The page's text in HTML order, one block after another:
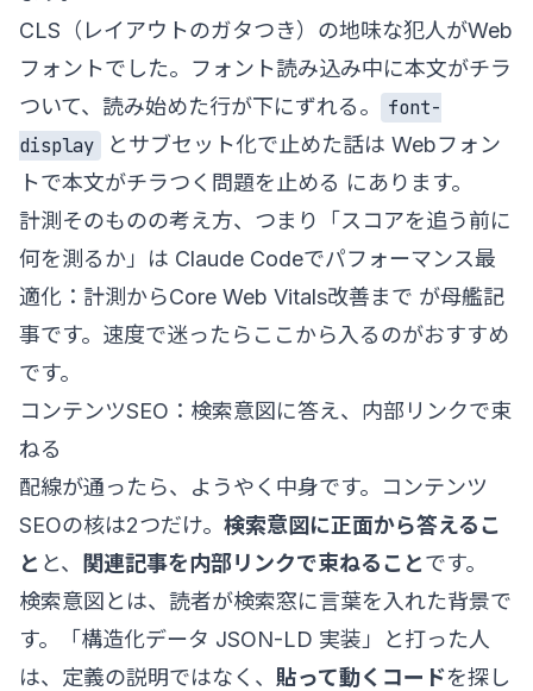
CLS（レイアウトのガタつき）の地味な犯人がWeb
フォントでした。フォント読み込み中に本文がチラ
ついて、読み始めた行が下にずれる。
font-
display
とサブセット化で止めた話はWebフォン
トで本文がチラつく問題を止める にあります。
計測そのものの考え方、つまり「スコアを追う前に
何を測るか」は Claude Codeでパフォーマンス最
適化：計測からCore Web Vitals改善まで が母艦記
事です。速度で迷ったらここから入るのがおすすめ
です。
コンテンツSEO：検索意図に答え、内部リンクで束
ねる
配線が通ったら、ようやく中身です。コンテンツ
SEOの核は2つだけ。 検索意図に正面から答えるこ
と と、 関連記事を内部リンクで束ねることです。
検索意図とは、読者が検索窓に言葉を入れた背景で
す。「構造化データ JSON-LD 実装」と打った人
は、定義の説明ではなく、 貼って動くコードを探し